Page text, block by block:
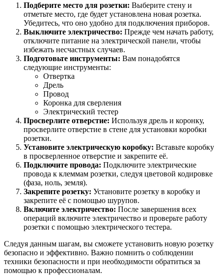
Подберите место для розетки: Выберите стену и
отметьте место, где будет установлена новая розетка.
Убедитесь, что оно удобно для подключения приборов.
Выключите электричество: Прежде чем начать работу,
отключите питание на электрической панели, чтобы
избежать несчастных случаев.
Подготовьте инструменты: Вам понадобятся
следующие инструменты:
Отвертка
Дрель
Провод
Коронка для сверления
Электрический тестер
Просверлите отверстие: Используя дрель и коронку,
просверлите отверстие в стене для установки коробки
розетки.
Установите электрическую коробку: Вставьте коробку
в просверленное отверстие и закрепите её.
Подключите провода: Подключите электрические
провода к клеммам розетки, следуя цветовой кодировке
(фаза, ноль, земля).
Закрепите розетку: Установите розетку в коробку и
закрепите её с помощью шурупов.
Включите электричество: После завершения всех
операций включите электричество и проверьте работу
розетки с помощью электрического тестера.
Следуя данным шагам, вы сможете установить новую розетку
безопасно и эффективно. Важно помнить о соблюдении
техники безопасности и при необходимости обратиться за
помощью к профессионалам.